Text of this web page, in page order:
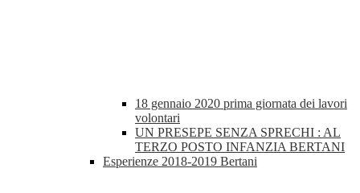
18 gennaio 2020 prima giornata dei lavori
volontari
UN PRESEPE SENZA SPRECHI : AL
TERZO POSTO INFANZIA BERTANI
Esperienze 2018-2019 Bertani